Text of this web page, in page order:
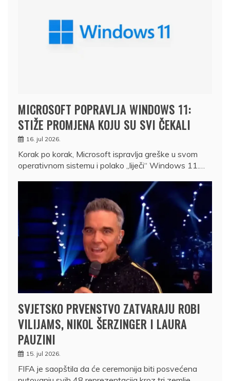
MICROSOFT POPRAVLJA WINDOWS 11:
STIŽE PROMJENA KOJU SU SVI ČEKALI
16. jul 2026.
Korak po korak, Microsoft ispravlja greške u svom
operativnom sistemu i polako „liječi“ Windows 11.…
SVJETSKO PRVENSTVO ZATVARAJU ROBI
VILIJAMS, NIKOL ŠERZINGER I LAURA
PAUZINI
15. jul 2026.
FIFA je saopštila da će ceremonija biti posvećena